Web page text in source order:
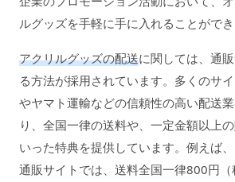
ルグッズを手軽に手に入れることができ
アクリルグッズの配送に関しては、通
る方法が採用されています。多くのサ
やヤマト運輸などの信頼性の高い配送
り、全国一律の送料や、一定金額以上
いった特典を提供しています。例えば
通販サイトでは、送料全国一律800円